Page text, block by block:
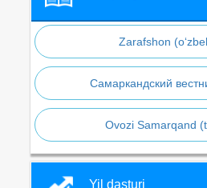
Zarafshon
Самаркандский
Ovozi Samarqand
Yil dasturi